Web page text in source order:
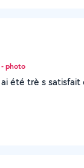
photo
été trè s